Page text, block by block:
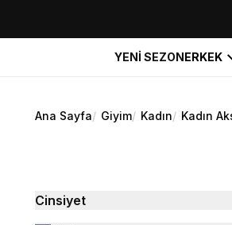
YENİ SEZONERKEK
Ana Sayfa/ Giyim/ Kadın/ Kadın
Cinsiyet